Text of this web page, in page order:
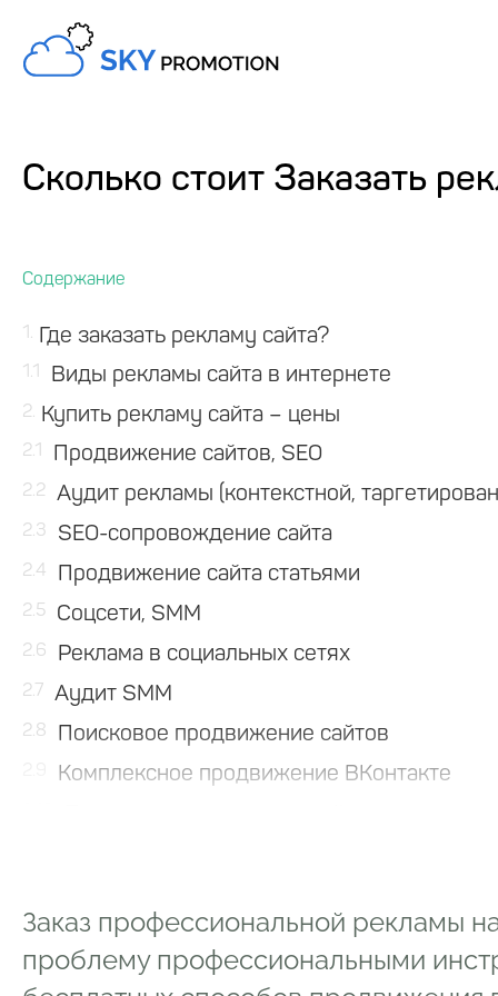
Сколько стоит Заказать
1 Где заказать рекламу сайта?
1.1 Виды рекламы сайта в интернете
2 Купить рекламу сайта – цены
2.1 Продвижение сайтов, SEO
2.2 Аудит рекламы (контекстной,
2.3 SEO-сопровождение сайта
2.4 Продвижение сайта статьями
2.5 Соцсети, SMM
2.6 Реклама в социальных сетях
2.7 Аудит SMM
2.8 Поисковое продвижение сайтов
Комплексное продвижение ВКонтакте
2.13 Контекстная реклама в Яндексе и Google
2.14 Комплексное продвижение Facebook
Заказ профессиональной рекламы
проблему профессиональными